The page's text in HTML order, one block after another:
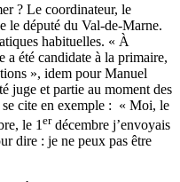
? Le coordinateur, le
le député du Val-de-Marne.
habituelles. « À
a été candidate à la primaire,
», idem pour Manuel
juge et partie au moment des
cite en exemple : « Moi, le
le 1 erdécembre j’envoyais
dire : je ne peux pas être